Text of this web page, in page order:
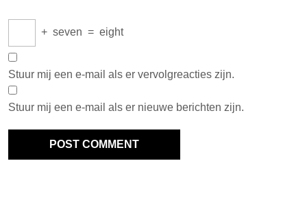
+ seven = eight
Stuur mij een e-mail als er vervolgreacties zijn.
Stuur mij een e-mail als er nieuwe berichten zijn.